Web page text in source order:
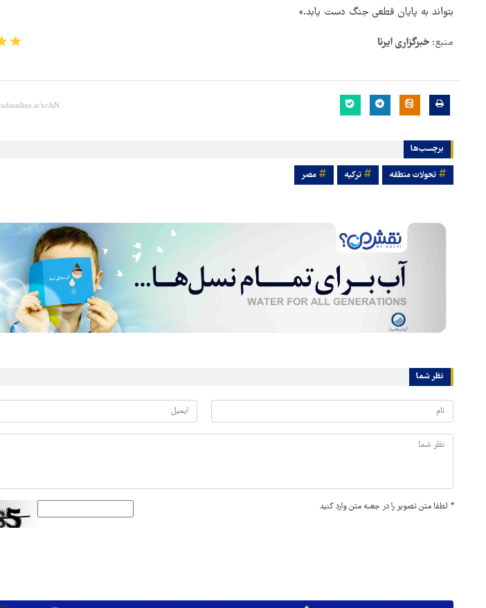
بتواند به پایان قطعی جنگ دست یابد.»
منبع: خبرگزاری ایرنا
برچسب‌ها
تحولات منطقه ترکیه مصر
نظر شما
* لطفا متن تصویر را در جعبه متن وارد کنید